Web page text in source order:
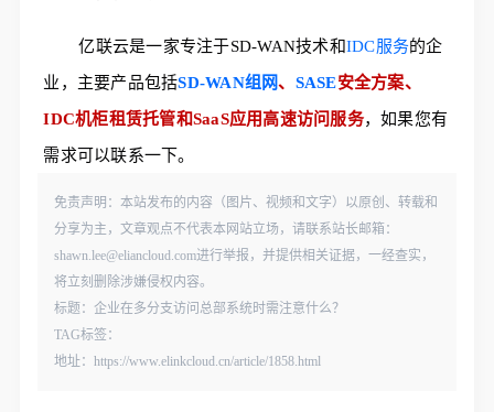
亿联云是一家专注于SD-WAN技术和IDC服务的企
业，主要产品包括SD-WAN组网、 SASE安全方案、
IDC机柜租赁托管和SaaS应用高速访问服务，如果您有
需求可以联系一下。
免责声明：本站发布的内容（图片、视频和文字）以原创、转载和
分享为主，文章观点不代表本网站立场，请联系站长邮箱：
shawn.lee@eliancloud.com进行举报，并提供相关证据，一经查实，
将立刻删除涉嫌侵权内容。
标题：企业在多分支访问总部系统时需注意什么？
TAG标签：
地址：https://www.elinkcloud.cn/article/1858.html